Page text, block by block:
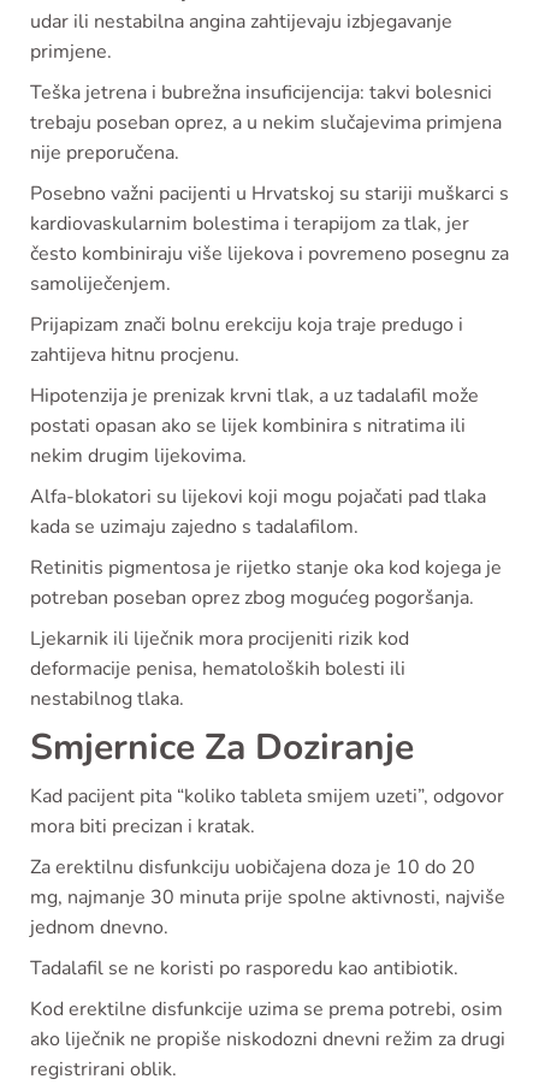
udar ili nestabilna angina zahtijevaju izbjegavanje
primjene.
Teška jetrena i bubrežna insuficijencija: takvi bolesnici
trebaju poseban oprez, a u nekim slučajevima primjena
nije preporučena.
Posebno važni pacijenti u Hrvatskoj su stariji muškarci s
kardiovaskularnim bolestima i terapijom za tlak, jer
često kombiniraju više lijekova i povremeno posegnu za
samoliječenjem.
Prijapizam znači bolnu erekciju koja traje predugo i
zahtijeva hitnu procjenu.
Hipotenzija je prenizak krvni tlak, a uz tadalafil može
postati opasan ako se lijek kombinira s nitratima ili
nekim drugim lijekovima.
Alfa-blokatori su lijekovi koji mogu pojačati pad tlaka
kada se uzimaju zajedno s tadalafilom.
Retinitis pigmentosa je rijetko stanje oka kod kojega je
potreban poseban oprez zbog mogućeg pogoršanja.
Ljekarnik ili liječnik mora procijeniti rizik kod
deformacije penisa, hematoloških bolesti ili
nestabilnog tlaka.
Smjernice Za Doziranje
Kad pacijent pita “koliko tableta smijem uzeti”, odgovor
mora biti precizan i kratak.
Za erektilnu disfunkciju uobičajena doza je 10 do 20
mg, najmanje 30 minuta prije spolne aktivnosti, najviše
jednom dnevno.
Tadalafil se ne koristi po rasporedu kao antibiotik.
Kod erektilne disfunkcije uzima se prema potrebi, osim
ako liječnik ne propiše niskodozni dnevni režim za drugi
registrirani oblik.